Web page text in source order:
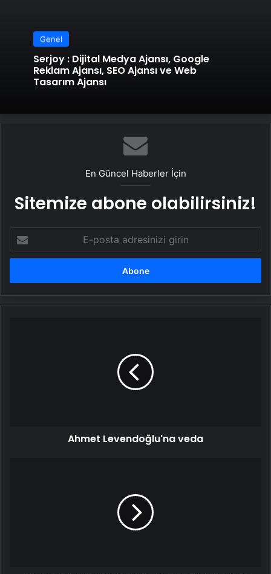
Genel
Serjoy : Dijital Medya Ajansı, Google
Reklam Ajansı, SEO Ajansı ve Web
Tasarım Ajansı
En Güncel Haberler İçin
Sitemize abone olabilirsiniz!
posta
adresinizi
Ahmet Levendoğlu'na veda